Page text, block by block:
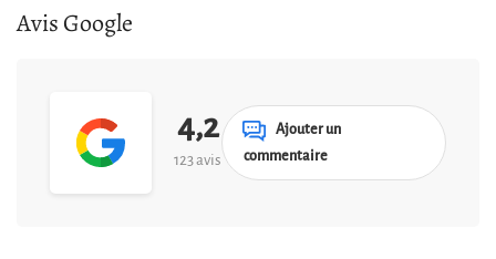
Avis Google
4,2
123 avis
Ajouter un
commentaire